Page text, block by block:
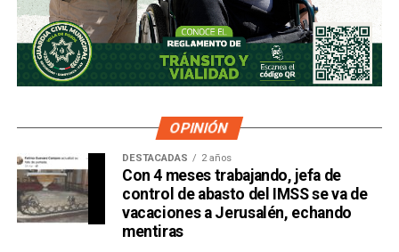
OPINIÓN
DESTACADAS 2 años
Con 4 meses trabajando, jefa de
control de abasto del IMSS se va de
vacaciones a Jerusalén, echando
mentiras